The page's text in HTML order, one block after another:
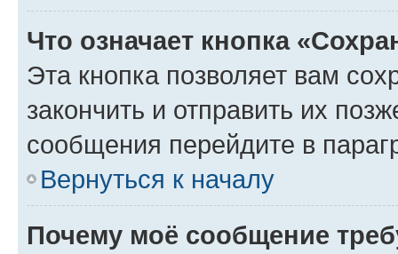
Что означает кнопка
Эта кнопка позволяет вам
закончить и отправить их
сообщения перейдите в
Вернуться к началу
Почему моё сообщение